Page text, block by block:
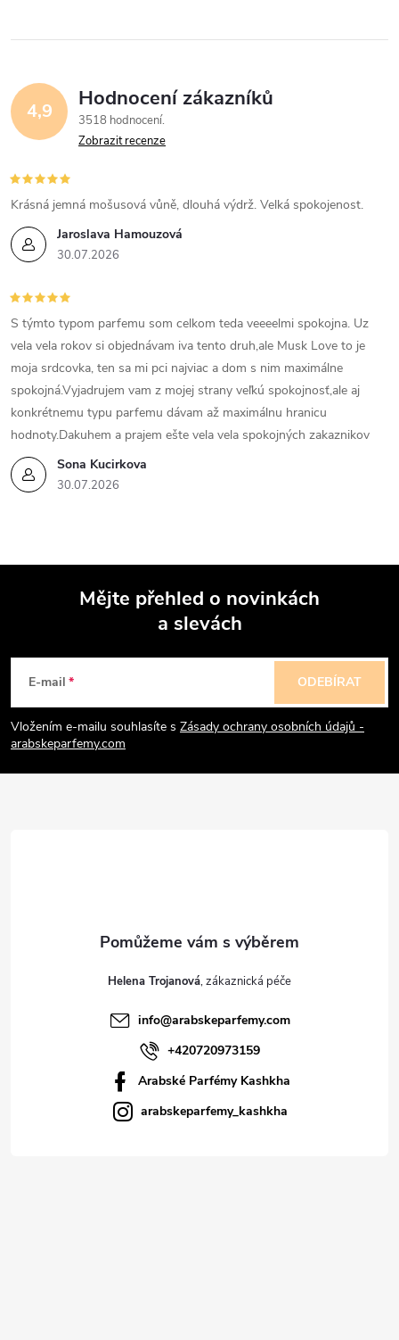
4,9 Hodnocení zákazníků
3518 hodnocení
Zobrazit recenze
Jaroslava Hamouzová
30.07.2026
Krásná jemná mošusová vůně, dlouhá výdrž. Velká spokojenost.
Sona Kucirkova
30.07.2026
S týmto typom parfemu som celkom teda veeeelmi spokojna. Uz
vela vela rokov si objednávam iva tento druh,ale Musk Love to je
moja srdcovka, ten sa mi pci najviac a dom s nim maximálne
spokojná.Vyjadrujem vam z mojej strany veľkú spokojnosť,ale aj
konkrétnemu typu parfemu dávam až maximálnu hranicu
hodnoty.Dakuhem a prajem ešte vela vela spokojných zakaznikov
p
a
Mějte přehled o novinkách
a slevách
E-mail
Vložením e-mailu souhlasíte s Zásady ochrany osobních údajů -
arabskeparfemy.com
ODEBÍRAT
Helena Trojanová
info@arabskeparfemy.com
+420720973159
Arabské Parfémy Kashkha
arabskeparfemy_kashkha